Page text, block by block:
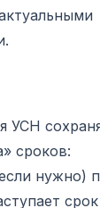
УСН
сроков:
нужно)